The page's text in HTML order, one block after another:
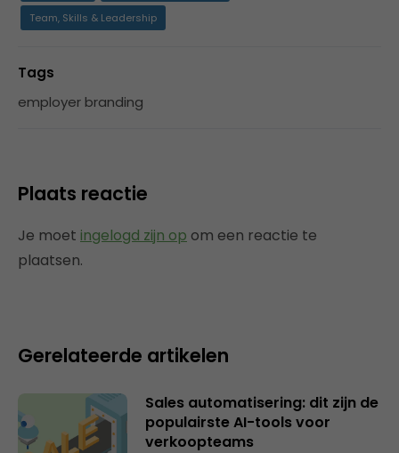
Team, Skills & Leadership
Tags
employer branding
Plaats reactie
Je moet ingelogd zijn op om een reactie te
plaatsen.
Gerelateerde artikelen
Sales automatisering: dit zijn de
populairste AI-tools voor
verkoopteams